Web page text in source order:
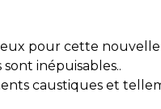
pour cette
inépuisables..
caustiques et